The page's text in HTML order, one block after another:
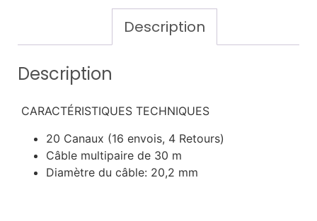
Description
Description
CARACTÉRISTIQUES TECHNIQUES
20 Canaux (16 envois, 4 Retours)
Câble multipaire de 30 m
Diamètre du câble: 20,2 mm